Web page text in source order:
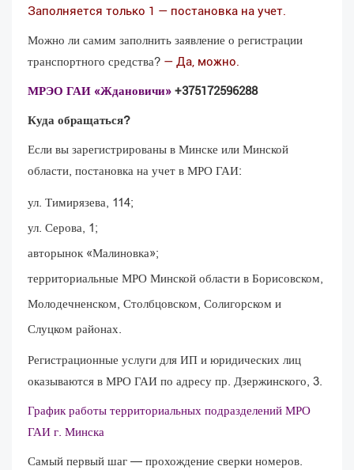
Заполняется только 1 — постановка на учет.
Можно ли самим заполнить заявление о регистрации
транспортного средства? — Да, можно.
МРЭО ГАИ «Ждановичи» +375172596288
Куда обращаться?
Если вы зарегистрированы в Минске или Минской
области, постановка на учет в МРО ГАИ:
ул. Тимирязева, 114;
ул. Серова, 1;
авторынок «Малиновка»;
территориальные МРО Минской области в Борисовском,
Молодечненском, Столбцовском, Солигорском и
Слуцком районах.
Регистрационные услуги для ИП и юридических лиц
оказываются в МРО ГАИ по адресу пр. Дзержинского, 3.
График работы территориальных подразделений МРО
ГАИ г. Минска
Самый первый шаг — прохождение сверки номеров.